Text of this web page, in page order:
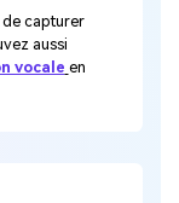
de capturer
aussi
vocale en